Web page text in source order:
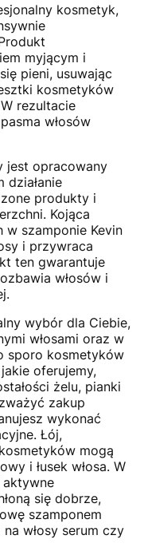
kosmetyk,
myjącym i
pieni, usuwając
kosmetyków
rezultacie
włosów
jest opracowany
działanie
produkty i
Kojąca
szamponie Kevin
i przywraca
ten gwarantuje
włosów i
wybór dla Ciebie,
włosami oraz w
sporo kosmetyków
oferujemy,
żelu, pianki
zakup
wykonać
Łój,
mogą
i łusek włosa. W
aktywne
się dobrze,
szamponem
włosy serum czy